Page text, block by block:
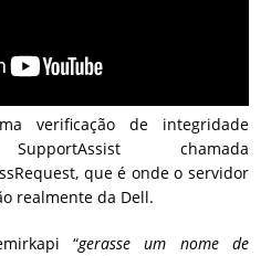
verificação de integridade
chamada
que é onde o servidor
realmente da Dell.
“gerasse um nome de